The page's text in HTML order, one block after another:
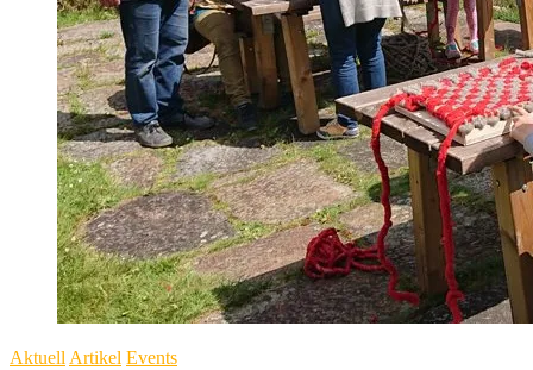
Aktuell Artikel Events